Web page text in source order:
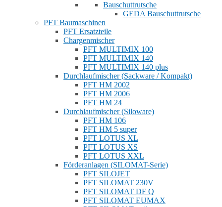
Bauschuttrutsche
GEDA Bauschuttrutsche
PFT Baumaschinen
PFT Ersatzteile
Chargenmischer
PFT MULTIMIX 100
PFT MULTIMIX 140
PFT MULTIMIX 140 plus
Durchlaufmischer (Sackware / Kompakt)
PFT HM 2002
PFT HM 2006
PFT HM 24
Durchlaufmischer (Siloware)
PFT HM 106
PFT HM 5 super
PFT LOTUS XL
PFT LOTUS XS
PFT LOTUS XXL
Förderanlagen (SILOMAT-Serie)
PFT SILOJET
PFT SILOMAT 230V
PFT SILOMAT DF Q
PFT SILOMAT EUMAX